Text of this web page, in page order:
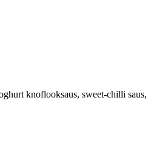
knoflooksaus, sweet-chilli